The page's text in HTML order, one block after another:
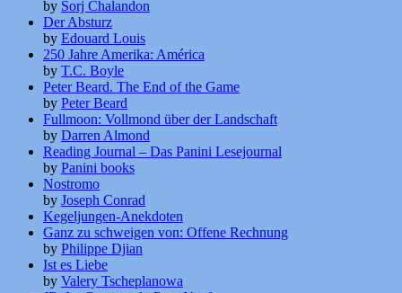
by Sorj Chalandon
Der Absturz
by Edouard Louis
250 Jahre Amerika: América
by T.C. Boyle
Peter Beard. The End of the Game
by Peter Beard
Fullmoon: Vollmond über der Landschaft
by Darren Almond
Reading Journal – Das Panini Lesejournal
by Panini books
Nostromo
by Joseph Conrad
Kegeljungen-Anekdoten
Ganz zu schweigen von: Offene Rechnung
by Philippe Djian
Ist es Liebe
by Valery Tscheplanowa